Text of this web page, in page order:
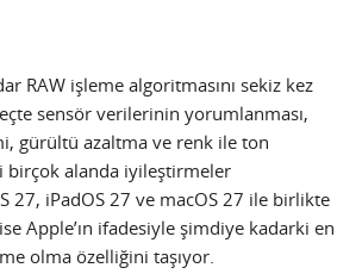
RAW işleme algoritmasını sekiz kez
sensör verilerinin yorumlanması,
gürültü azaltma ve renk ile ton
birçok alanda iyileştirmeler
27, iPadOS 27 ve macOS 27 ile birlikte
Apple’ın ifadesiyle şimdiye kadarki en
olma özelliğini taşıyor.